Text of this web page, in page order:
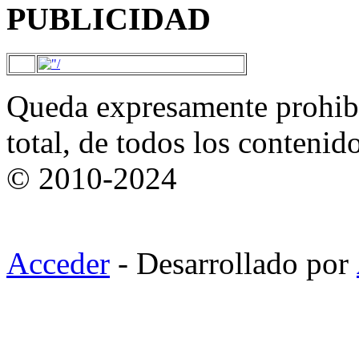
PUBLICIDAD
Queda expresamente
total, de todos los
© 2010-2024
Acceder - Desarrollado por